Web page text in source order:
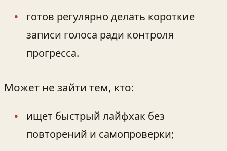
готов регулярно делать короткие
записи голоса ради контроля
прогресса.
Может не зайти тем, кто:
ищет быстрый лайфхак без
повторений и самопроверки;